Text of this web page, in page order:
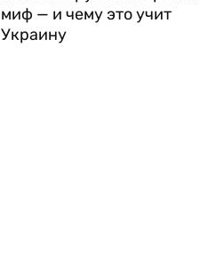
миф — и чему это учит
Украину